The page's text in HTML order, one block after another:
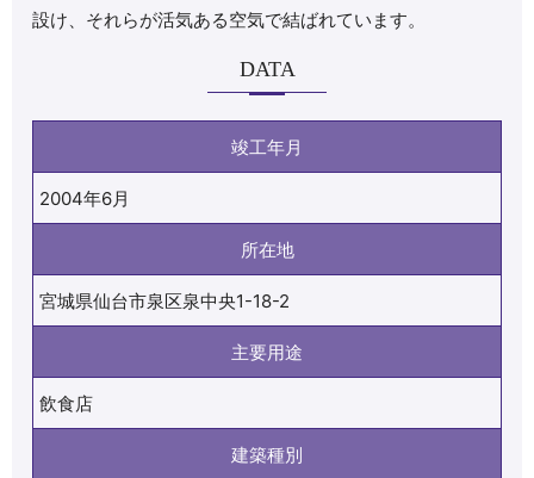
設け、それらが活気ある空気で結ばれています。
DATA
竣工年月
2004年6月
所在地
宮城県仙台市泉区泉中央1-18-2
主要用途
飲食店
建築種別